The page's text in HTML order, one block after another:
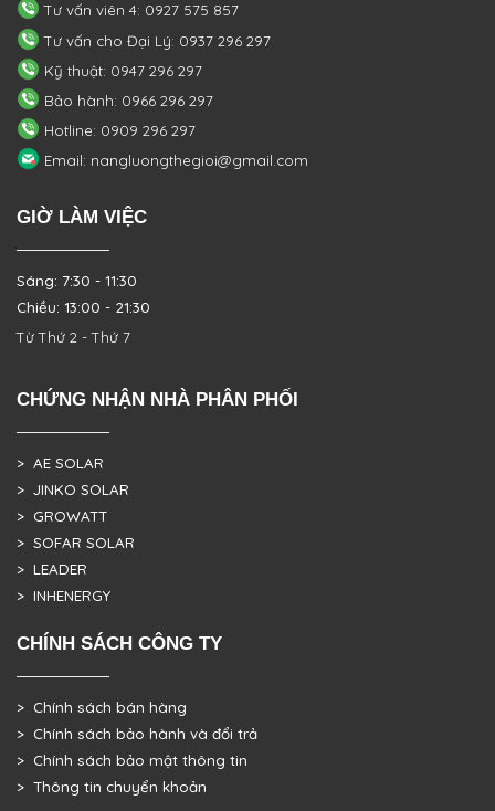
Tư vấn viên 4: 0927 575 857
Tư vấn cho Đại Lý: 0937 296 297
Kỹ thuật: 0947 296 297
Bảo hành: 0966 296 297
Hotline: 0909 296 297
Email: nangluongthegioi@gmail.com
GIỜ LÀM VIỆC
Sáng: 7:30 - 11:30
Chiều: 13:00 - 21:30
Từ Thứ 2 - Thứ 7
CHỨNG NHẬN NHÀ PHÂN PHỐI
> AE SOLAR
> JINKO SOLAR
> GROWATT
> SOFAR SOLAR
> LEADER
> INHENERGY
CHÍNH SÁCH CÔNG TY
> Chính sách bán hàng
> Chính sách bảo hành và đổi trả
> Chính sách bảo mật thông tin
> Thông tin chuyển khoản